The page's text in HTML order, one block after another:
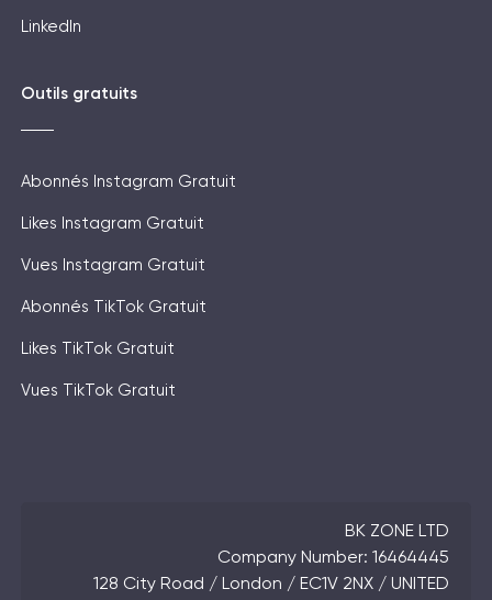
LinkedIn
Outils gratuits
Abonnés Instagram Gratuit
Likes Instagram Gratuit
Vues Instagram Gratuit
Abonnés TikTok Gratuit
Likes TikTok Gratuit
Vues TikTok Gratuit
BK ZONE LTD
Company Number: 16464445
128 City Road / London / EC1V 2NX / UNITED